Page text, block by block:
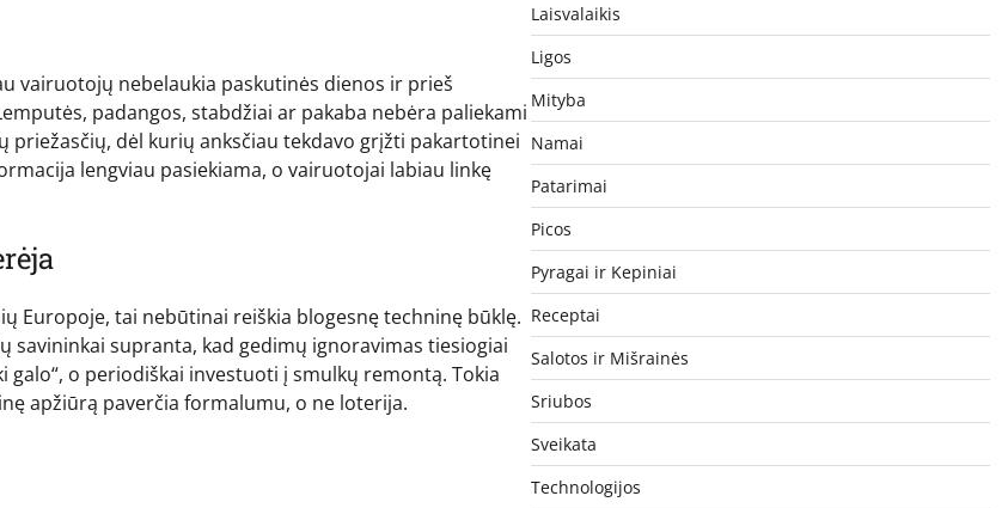
vairuotojų nebelaukia paskutinės dienos ir prieš
padangos, stabdžiai ar pakaba nebėra paliekami
priežasčių, dėl kurių anksčiau tekdavo grįžti pakartotinei
lengviau pasiekiama, o vairuotojai labiau linkę
Europoje, tai nebūtinai reiškia blogesnę techninę būklę.
supranta, kad gedimų ignoravimas tiesiogiai
o periodiškai investuoti į smulkų remontą. Tokia
apžiūrą paverčia formalumu, o ne loterija.
Laisvalaikis
Ligos
Mityba
Namai
Patarimai
Picos
Pyragai ir Kepiniai
Receptai
Salotos ir Mišrainės
Sriubos
Sveikata
Technologijos